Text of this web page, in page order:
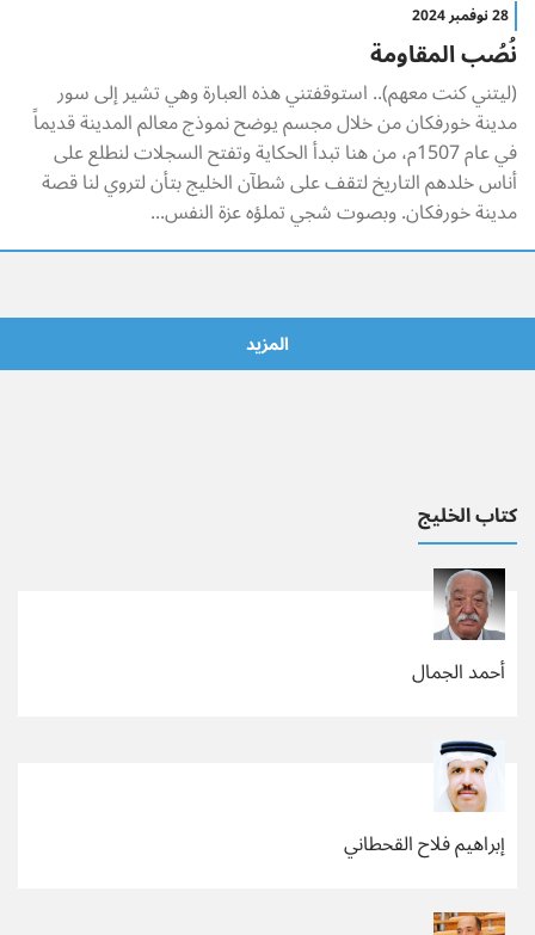
28 نوفمبر 2024
نُصُب المقاومة
(ليتني كنت معهم).. استوقفتني هذه العبارة وهي تشير إلى سور
مدينة خورفكان من خلال مجسم يوضح نموذج معالم المدينة قديماً
في عام 1507م، من هنا تبدأ الحكاية وتفتح السجلات لنطلع على
أناس خلدهم التاريخ لتقف على شطآن الخليج بتأن لتروي لنا قصة
مدينة خورفكان. وبصوت شجي تملؤه عزة النفس...
المزيد
كتاب الخليج
أحمد الجمال
إبراهيم فلاح القحطاني